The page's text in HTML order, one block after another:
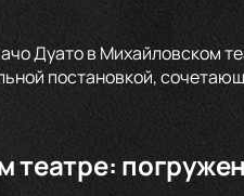
Дуато в Михайловском
постановкой,
театре: